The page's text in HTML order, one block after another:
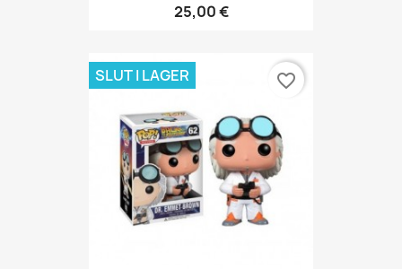
25,00 €
SLUT I LAGER favorite_border